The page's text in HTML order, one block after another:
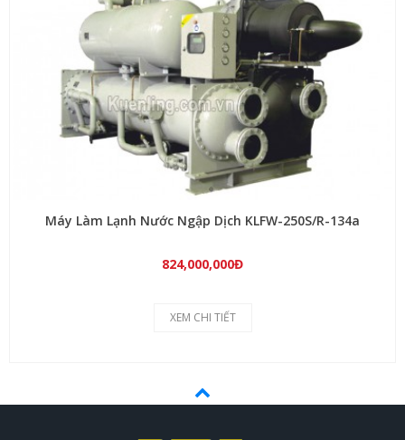
Máy Làm Lạnh Nước Ngập Dịch KLFW-250S/R-134a
824,000,000Đ
XEM CHI TIẾT